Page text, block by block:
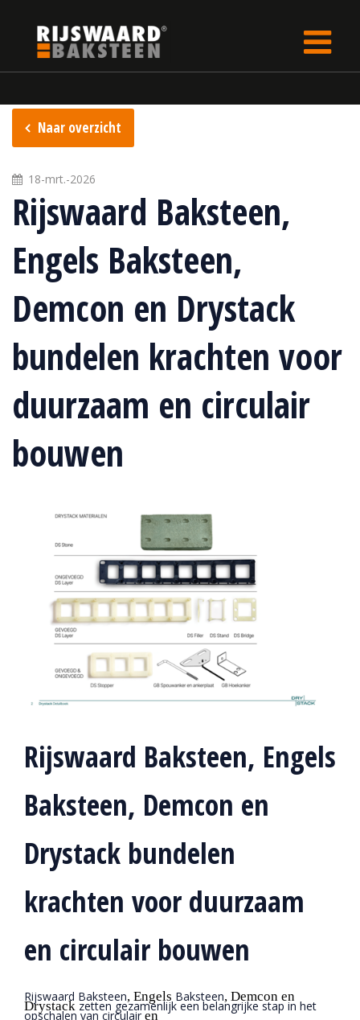
Naar overzicht
18-mrt.-2026
Rijswaard Baksteen,
Engels Baksteen,
Demcon en Drystack
bundelen krachten voor
duurzaam en circulair
bouwen
Rijswaard Baksteen, Engels
Baksteen, Demcon en
Drystack bundelen
krachten voor duurzaam
en circulair bouwen
Rijswaard Baksteen, Engels Baksteen, Demcon en
Drystack zetten gezamenlijk een belangrijke stap in het
opschalen van circulair en